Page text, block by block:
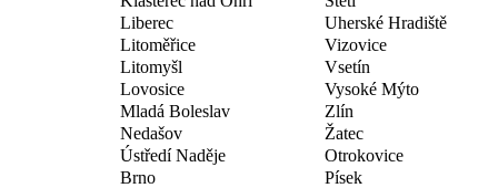
Liberec
Litoměřice
Litomyšl
Lovosice
Mladá Boleslav
Nedašov
Uherské Hradiště
Vizovice
Vsetín
Vysoké Mýto
Zlín
Žatec
Ústředí Naděje
Brno
Otrokovice
Písek